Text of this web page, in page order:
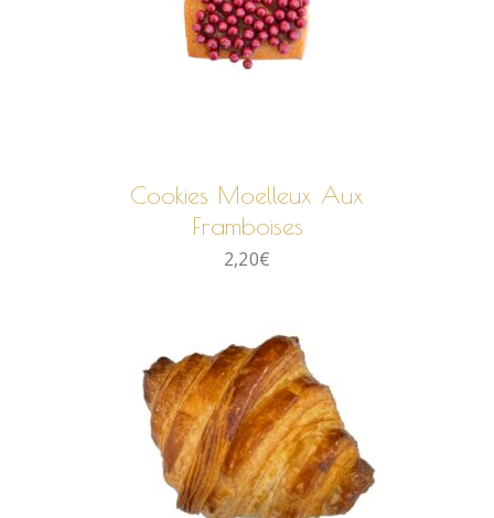
Cookies Moelleux Aux
Framboises
2,20€